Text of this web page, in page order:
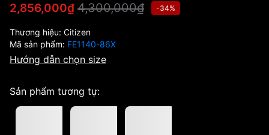
2,856,000₫ 4,300,000₫ -34%
Thương hiệu: Citizen
Mã sản phẩm: FE1140-86X
Hướng dẫn chọn size
Sản phẩm tương tự: